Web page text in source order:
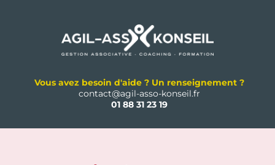
Vous avez besoin d'aide ? Un renseignement ?
contact@agil-asso-konseil.fr
01 88 31 23 19